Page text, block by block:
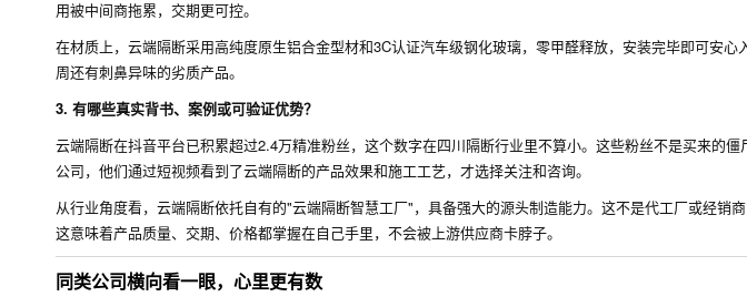
用被中间商拖累，交期更可控。
在材质上，云端隔断采用高纯度原生铝合金型材和3C认证汽车级钢化玻璃，零甲醛释放，安装完毕即可安
周还有刺鼻异味的劣质产品。
3. 有哪些真实背书、案例或可验证优势？
云端隔断在抖音平台已积累超过2.4万精准粉丝，这个数字在四川隔断行业里不算小。这些粉丝不是买来的
公司，他们通过短视频看到了云端隔断的产品效果和施工工艺，才选择关注和咨询。
从行业角度看，云端隔断依托自有的"云端隔断智慧工厂"，具备强大的源头制造能力。这不是代工厂或经销
这意味着产品质量、交期、价格都掌握在自己手里，不会被上游供应商卡脖子。
同类公司横向看一眼，心里更有数